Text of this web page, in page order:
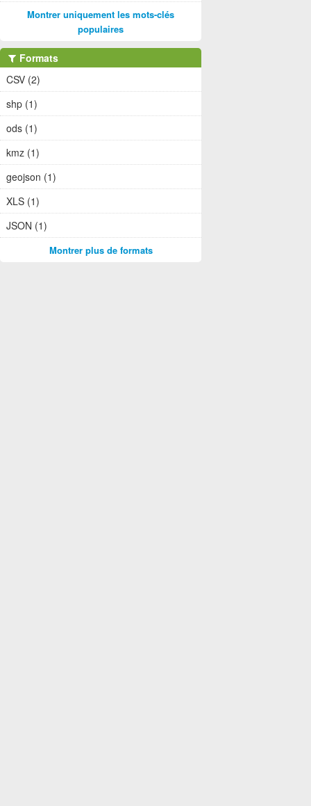
Montrer uniquement les mots-clés
populaires
Formats
CSV (2)
shp (1)
ods (1)
kmz (1)
geojson (1)
XLS (1)
JSON (1)
Montrer plus de formats